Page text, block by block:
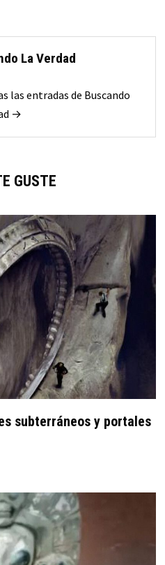
La Verdad
las entradas de Buscando
→
GUSTE
subterráneos y portales